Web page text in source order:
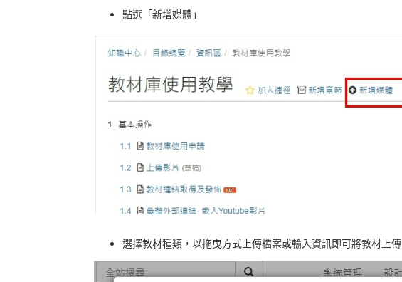
點選「新增媒體」
選擇教材種類，以拖曳方式上傳檔案或輸入資訊即可將教材上傳